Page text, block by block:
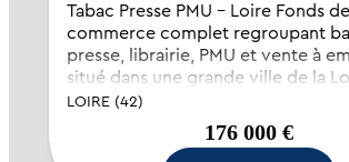
Tabac Presse PMU – Loire Fonds de
commerce complet regroupant
presse, librairie, PMU et vente à
situé dans une grande ville de la
L’établissement bénéficie d’un
stratégique à la jonction de deux...
LOIRE (42)
176 000 €